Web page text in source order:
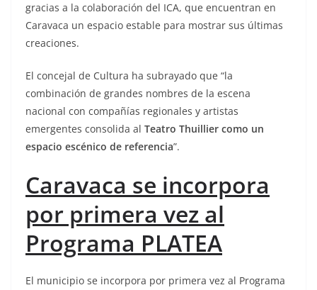
gracias a la colaboración del ICA, que encuentran en
Caravaca un espacio estable para mostrar sus últimas
creaciones.
El concejal de Cultura ha subrayado que “la
combinación de grandes nombres de la escena
nacional con compañías regionales y artistas
emergentes consolida al Teatro Thuillier como un
espacio escénico de referencia”.
Caravaca se incorpora
por primera vez al
Programa PLATEA
El municipio se incorpora por primera vez al Programa